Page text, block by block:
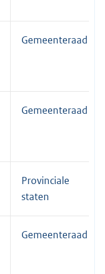
Gemeenteraad
Gemeenteraad
Provinciale
staten
Gemeenteraad